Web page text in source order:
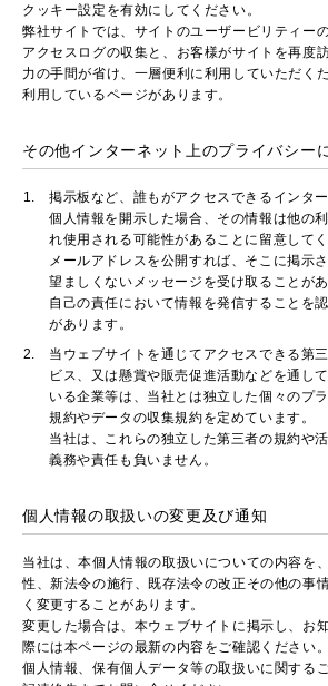
クッキー設定を有効にしてください。
弊社サイトでは、サイトのユーザービリティー
アクセスログの収集と、お客様がサイトを再度
力の手間が省け、一層便利に利用していただく
利用しているページがあります。
その他インターネット上のプライバシー
掲示板など、誰もがアクセスできるインタ
個人情報を開示した場合、その情報は他の
れ使用される可能性があることに留意してく
メールアドレスを公開すれば、そこに掲示
望ましくないメッセージを受け取ることが
自己の責任において情報を発信することを
があります。
当ウェブサイトを通じてアクセスできる第
ビス、又は懸賞や販売促進活動などを通し
いる企業等は、当社とは独立した個々のプ
規約やデータの収集規約を定めています。
当社は、これらの独立した第三者の規約や
義務や責任も負いません。
個人情報の取扱いの変更及び通知
当社は、本個人情報の取扱いについての内容を
性、新法令の施行、既存法令の改正その他の事
く変更することがあります。
変更した場合は、本ウェブサイトに掲示し、お
際には本ページの最新の内容をご確認ください。
個人情報、保有個人データ等の取扱いに関する